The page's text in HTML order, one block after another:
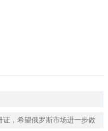
，希望俄罗斯市场进一步做